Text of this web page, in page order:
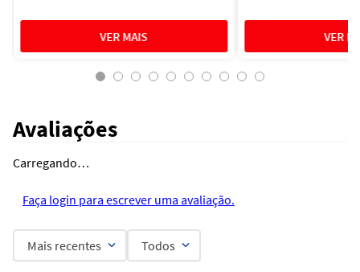
Avaliações
Carregando…
Faça login para escrever uma avaliação.
Mais recentes Todos